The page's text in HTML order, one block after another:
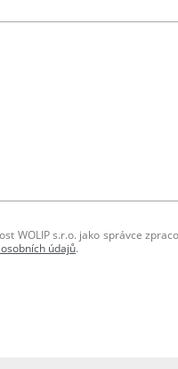
WOLIP s.r.o. jako správce
údajů.